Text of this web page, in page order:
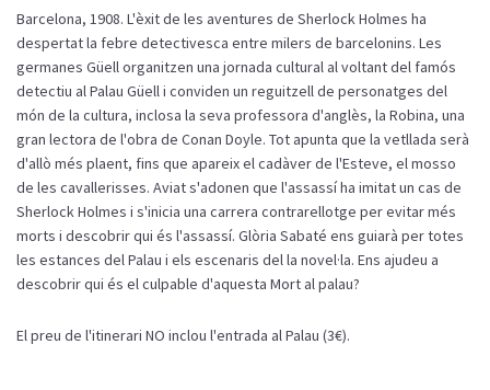
Barcelona, 1908. L'èxit de les aventures de Sherlock Holmes ha
despertat la febre detectivesca entre milers de barcelonins. Les
germanes Güell organitzen una jornada cultural al voltant del famós
detectiu al Palau Güell i conviden un reguitzell de personatges del
món de la cultura, inclosa la seva professora d'anglès, la Robina, una
gran lectora de l'obra de Conan Doyle. Tot apunta que la vetllada serà
d'allò més plaent, fins que apareix el cadàver de l'Esteve, el mosso
de les cavallerisses. Aviat s'adonen que l'assassí ha imitat un cas de
Sherlock Holmes i s'inicia una carrera contrarellotge per evitar més
morts i descobrir qui és l'assassí. Glòria Sabaté ens guiarà per totes
les estances del Palau i els escenaris del la novel·la. Ens ajudeu a
descobrir qui és el culpable d'aquesta Mort al palau?
El preu de l'itinerari NO inclou l'entrada al Palau (3€).